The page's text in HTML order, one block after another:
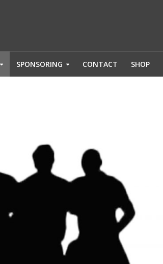
SPONSORING CONTACT SHOP